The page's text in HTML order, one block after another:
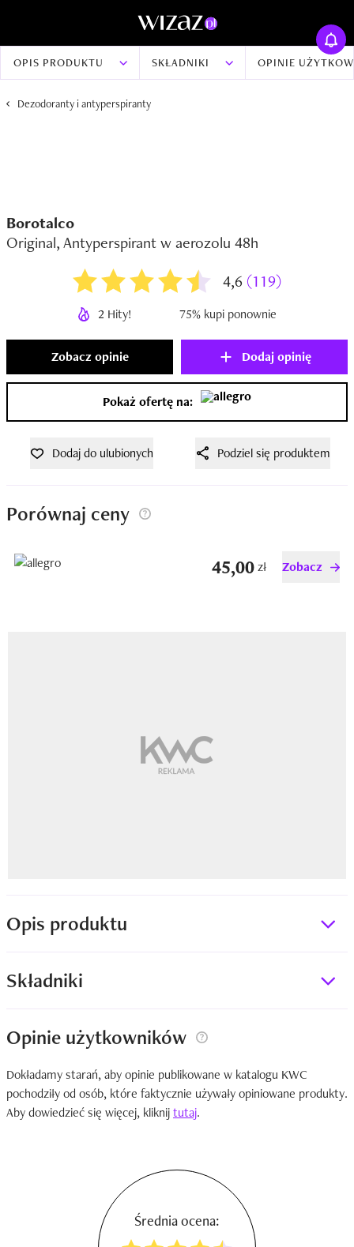
OPIS PRODUKTU SKŁADNIKI OPINIE
Dezodoranty i antyperspiranty
Borotalco
Original, Antyperspirant w aerozolu 48h
4,6 (119)
2 Hity! 75% kupi ponownie
Zobacz opinie Dodaj opinię
Pokaż ofertę na:
Dodaj do ulubionych Podziel się produktem
Porównaj ceny
45,00zł Zobacz
Opis produktu
Składniki
Opinie użytkowników
Dokładamy starań, aby opinie publikowane w katalogu KWC
pochodziły od osób, które faktycznie używały opiniowane produkty.
Aby dowiedzieć się więcej, kliknijtutaj.
Średnia ocena: